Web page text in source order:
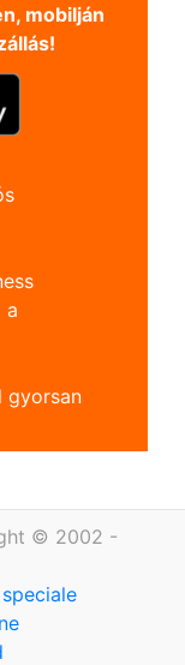
mobilján
a
gyorsan
© 2002 -